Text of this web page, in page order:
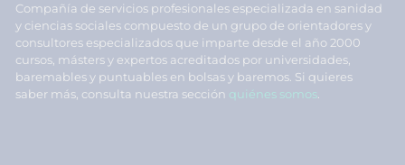
Compañía de servicios profesionales especializada en sanidad
y ciencias sociales compuesto de un grupo de orientadores y
consultores especializados que imparte desde el año 2000
cursos, másters y expertos acreditados por universidades,
baremables y puntuables en bolsas y baremos. Si quieres
saber más, consulta nuestra sección quiénes somos